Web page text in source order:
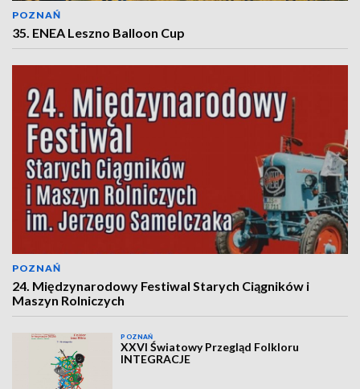
POZNAŃ
35. ENEA Leszno Balloon Cup
POZNAŃ
24. Międzynarodowy Festiwal Starych Ciągników i
Maszyn Rolniczych
POZNAŃ
XXVI Światowy Przegląd Folkloru
INTEGRACJE